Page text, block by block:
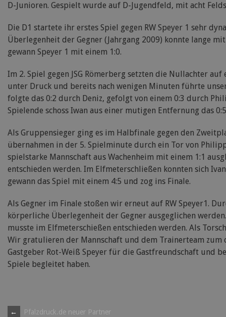
D-Junioren. Gespielt wurde auf D-Jugendfeld, mit acht
Die D1 startete ihr erstes Spiel gegen RW Speyer 1 sehr
Überlegenheit der Gegner (Jahrgang 2009) konnte lange
gewann Speyer 1 mit einem 1:0.
Im 2. Spiel gegen JSG Römerberg setzten die Nullachter
unter Druck und bereits nach wenigen Minuten führte
folgte das 0:2 durch Deniz, gefolgt von einem 0:3 durch
Spielende schoss Iwan aus einer mutigen Entfernung das
Als Gruppensieger ging es im Halbfinale gegen den
übernahmen in der 5. Spielminute durch ein Tor von
spielstarke Mannschaft aus Wachenheim mit einem 1:1
entschieden werden. Im Elfmeterschließen konnten sich
gewann das Spiel mit einem 4:5 und zog ins Finale.
Als Gegner im Finale stoßen wir erneut auf RW Speyer1.
körperliche Überlegenheit der Gegner ausgeglichen
musste im Elfmeterschießen entschieden werden. Als
Wir gratulieren der Mannschaft und dem Trainerteam
Gastgeber Rot-Weiß Speyer für die Gastfreundschaft und
Spiele begleitet haben.
← Pfalzdruck.de neuer Partner